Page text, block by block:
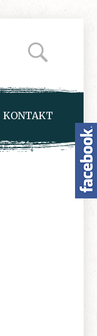
KONTAKT